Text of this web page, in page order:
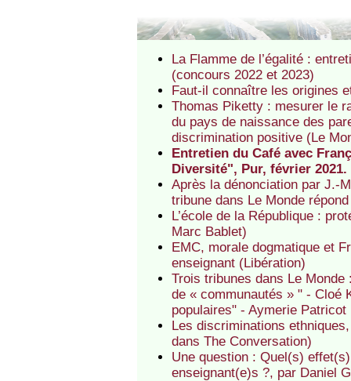
La Flamme de l’égalité :
(concours 2022 et 2023)
Faut-il connaître les origines
Thomas Piketty : mesurer le
du pays de naissance des
discrimination positive (Le
Entretien du Café avec
Diversité", Pur, février
Après la dénonciation par J.-
tribune dans Le Monde
L’école de la République :
Marc Bablet)
EMC, morale dogmatique et
enseignant (Libération)
Trois tribunes dans Le
de « communautés » " - Cloé
populaires" - Aymerie
Les discriminations
dans The Conversation)
Une question : Quel(s)
enseignant(e)s ?, par Daniel